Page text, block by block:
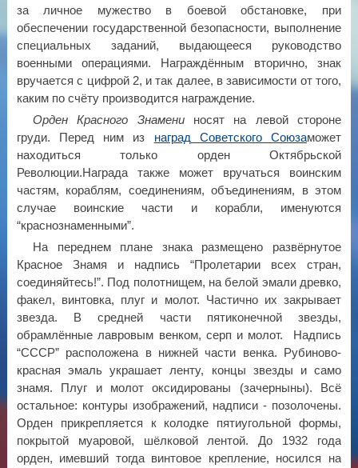
за личное мужество в боевой обстановке, при
обеспечении государственной безопасности, выполнение
специальных заданий, выдающееся руководство
военными операциями. Награждённым вторично, знак
вручается с цифрой 2, и так далее, в зависимости от того,
каким по счёту производится награждение.
Орден Красного Знамениносят на левой стороне
груди. Перед ним из наград Советского Союзаможет
находиться только орден Октябрьской
Революции.Награда также может вручаться воинским
частям, кораблям, соединениям, объединениям, в этом
случае воинские части и корабли, именуются
“краснознаменными”.
На переднем плане знака размещено развёрнутое
Красное Знамя и надпись “Пролетарии всех стран,
соединяйтесь!”. Под полотнищем, на белой эмали древко,
факел, винтовка, плуг и молот. Частично их закрывает
звезда. В средней части пятиконечной звезды,
обрамлённые лавровым венком, серп и молот. Надпись
“СССР” расположена в нижней части венка. Рубиново-
красная эмаль украшает ленту, концы звезды и само
знамя. Плуг и молот оксидированы (зачерныны). Всё
остальное: контуры изображений, надписи - позолочены.
Орден прикрепляется к колодке пятиугольной формы,
покрытой муаровой, шёлковой лентой. До 1932 года
орден, имевший тогда винтовое крепление, носился на